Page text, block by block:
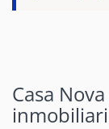
Casa